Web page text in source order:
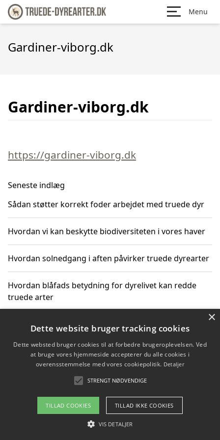
Menu
Gardiner-viborg.dk
Gardiner-viborg.dk
https://gardiner-viborg.dk
Seneste indlæg
Sådan støtter korrekt foder arbejdet med truede dyr
Hvordan vi kan beskytte biodiversiteten i vores haver
Hvordan solnedgang i aften påvirker truede dyrearter
Hvordan blåfads betydning for dyrelivet kan redde
truede arter
Hvordan kan gaver til unge voksne støtte bevarelsen
Copyright 2026 - Pilanto Aps
Om / kontakt
Blog Betingelser
×
Dette website bruger tracking cookies
Dette websted bruger cookies til at forbedre brugeroplevelsen. Ved
at bruge vores hjemmeside accepterer du alle cookies i
overensstemmelse med vores cookiepolitik. Detaljer
STRENGT NØDVENDIGE
TILLAD COOKIES TILLAD IKKE COOKIES
VIS DETALJER